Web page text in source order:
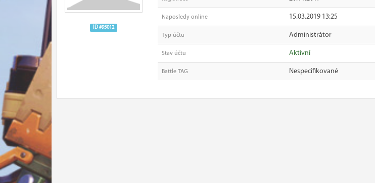
ID #95012
Naposledy online 15.03.2019 13:25
Typ účtu Administrátor
Stav účtu Aktivní
Battle TAG Nespecifikované